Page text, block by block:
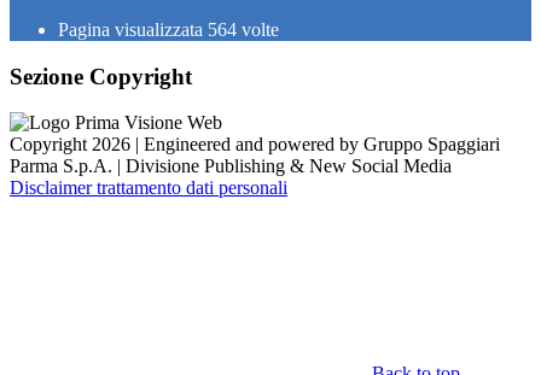
Pagina visualizzata 564 volte
Sezione Copyright
Copyright 2026 | Engineered and powered by Gruppo Spaggiari
Parma S.p.A. | Divisione Publishing & New Social Media
Disclaimer trattamento dati personali